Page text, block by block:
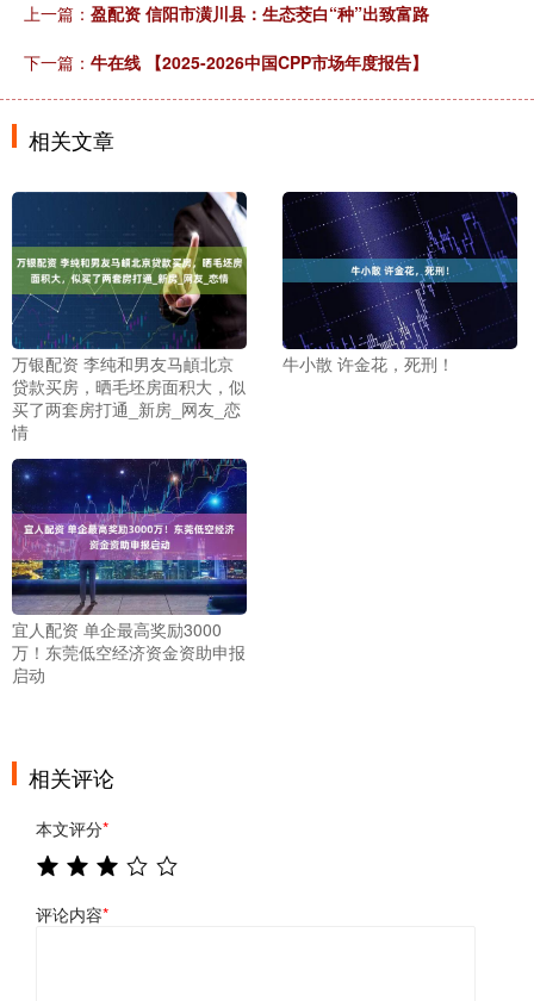
上一篇： 盈配资 信阳市潢川县：生态茭白“种”出致富路
下一篇： 牛在线 【2025-2026中国CPP市场年度报告】
相关文章
万银配资 李纯和男友马頔北京
贷款买房，晒毛坯房面积大，似
买了两套房打通_新房_网友_恋
情
牛小散 许金花，死刑！
宜人配资 单企最高奖励3000
万！东莞低空经济资金资助申报
启动
相关评论
本文评分*
评论内容*